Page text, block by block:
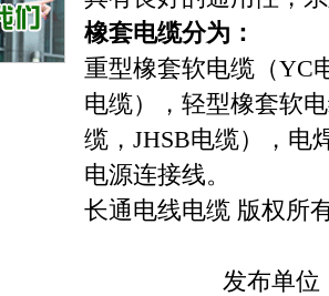
橡套电缆分为：
重型橡套软电缆（YC
电缆），轻型橡套软
缆，JHSB电缆），电
电源连接线。
长通电线电缆 版权所
发布单位